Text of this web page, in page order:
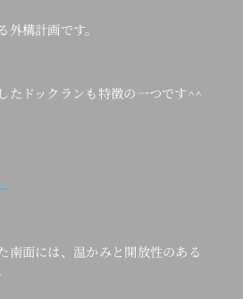
構計画です。
たドックランも特徴の一つです^^
南面には、温かみと開放性のある